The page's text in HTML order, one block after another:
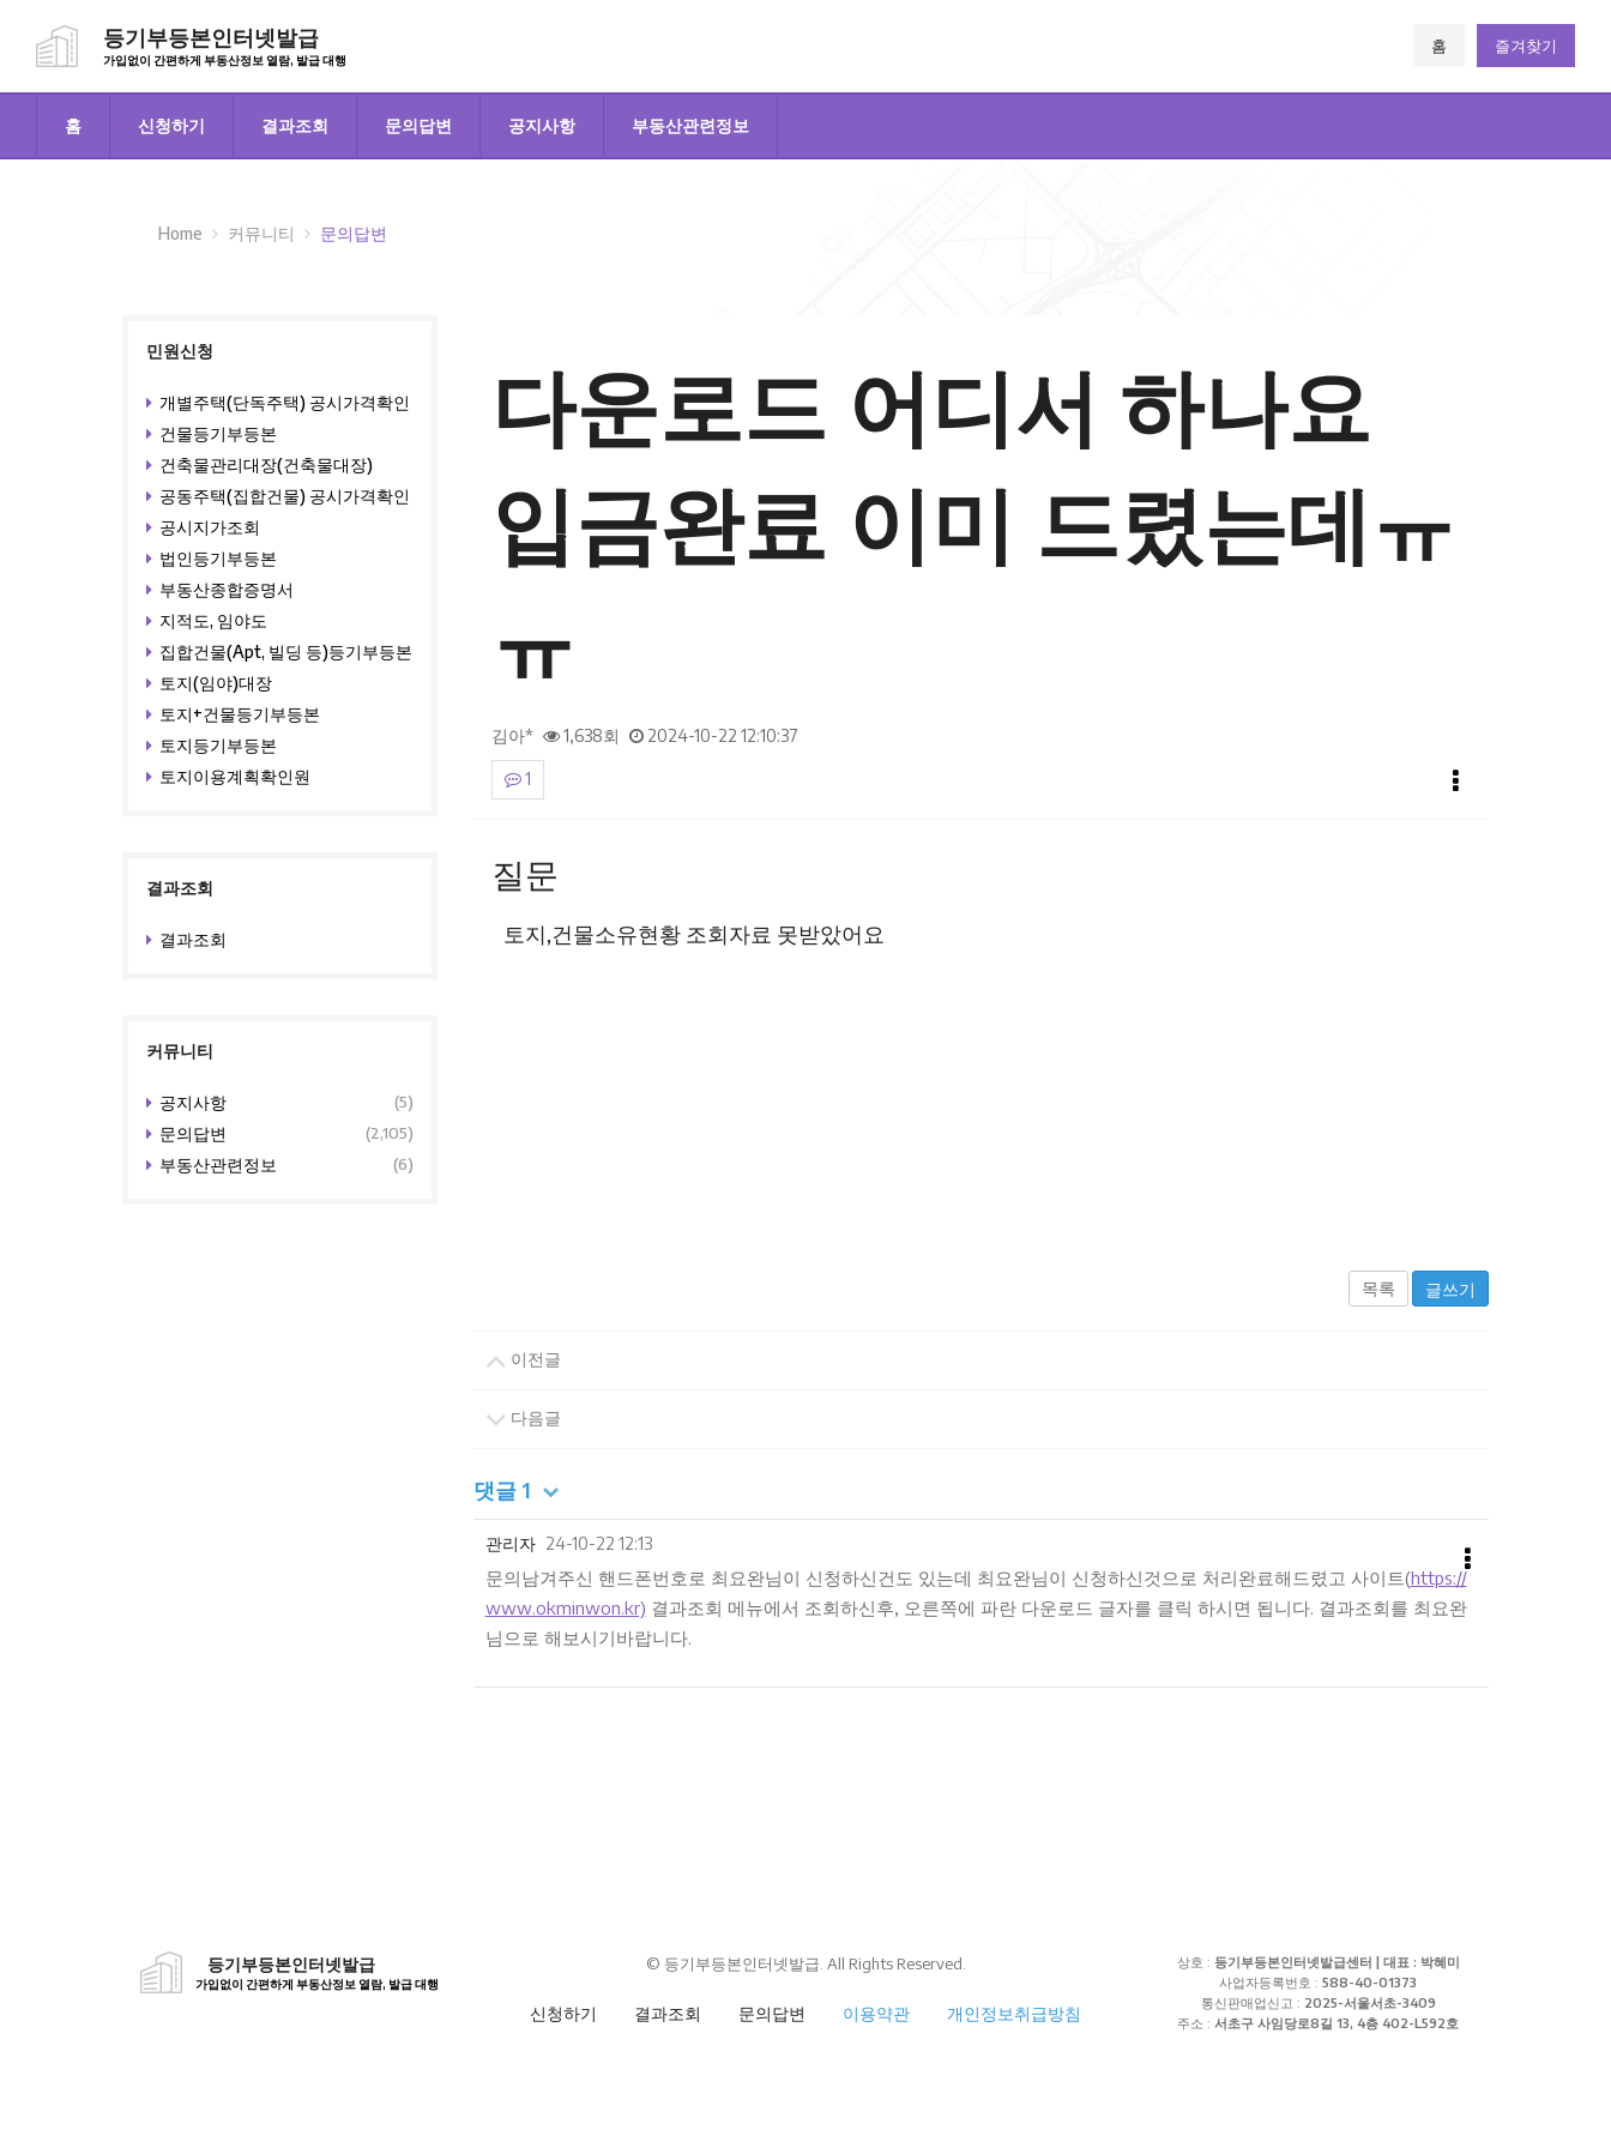
등기부등본인터넷발급
가입없이 간편하게 부동산정보 열람, 발급 대행
홈 즐겨찾기
홈 신청하기 결과조회 문의답변 공지사항 부동산관련정보
Home 커뮤니티 문의답변
다운로드 어디서 하나요
입금완료 이미 드렸는데ㅠ
ㅠ
김아* 1,638회 2024-10-22 12:10:37
1
본문
질문
토지,건물소유현황 조회자료 못받았어요
목록 글쓰기
이전글
다음글
댓글 1
관리자 24-10-22 12:13
문의남겨주신 핸드폰번호로 최요완님이 신청하신건도 있는데 최요완님이 신청하신것으로 처리완료해드렸고 사이트(https://
www.okminwon.kr) 결과조회 메뉴에서 조회하신후, 오른쪽에 파란 다운로드 글자를 클릭 하시면 됩니다. 결과조회를 최요완
님으로 해보시기바랍니다.
민원신청
개별주택(단독주택) 공시가격확인
건물등기부등본
건축물관리대장(건축물대장)
공동주택(집합건물) 공시가격확인
공시지가조회
법인등기부등본
부동산종합증명서
지적도, 임야도
집합건물(Apt, 빌딩 등)등기부등본
토지(임야)대장
토지+건물등기부등본
토지등기부등본
토지이용계획확인원
결과조회
결과조회
커뮤니티
공지사항 (5)
문의답변 (2,105)
부동산관련정보 (6)
등기부등본인터넷발급
가입없이 간편하게 부동산정보 열람, 발급 대행
© 등기부등본인터넷발급. All Rights Reserved.
신청하기 결과조회 문의답변 이용약관 개인정보취급방침
상호 : 등기부등본인터넷발급센터 | 대표 : 박혜미
사업자등록번호 : 588-40-01373
통신판매업신고 : 2025-서울서초-3409
주소 : 서초구 사임당로8길 13, 4층 402-L592호